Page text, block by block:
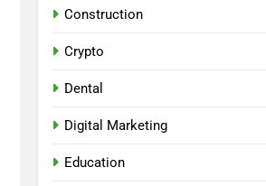
Construction
Crypto
Dental
Digital Marketing
Education